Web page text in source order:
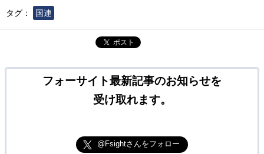
タグ： 国連
ポスト
フォーサイト最新記事のお知らせを
受け取れます。
@Fsightさんをフォロー